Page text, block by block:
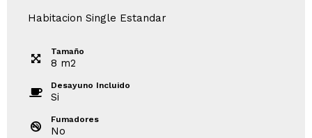
Habitacion Single Estandar
Tamaño
8 m2
Desayuno Incluido
Si
Fumadores
No